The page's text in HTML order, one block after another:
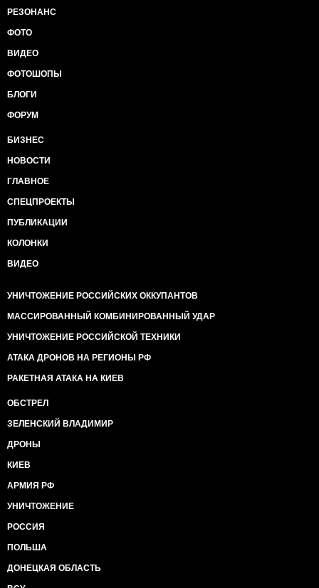
РЕЗОНАНС
ФОТО
ВИДЕО
ФОТОШОПЫ
БЛОГИ
ФОРУМ
БИЗНЕС
НОВОСТИ
ГЛАВНОЕ
СПЕЦПРОЕКТЫ
ПУБЛИКАЦИИ
КОЛОНКИ
ВИДЕО
УНИЧТОЖЕНИЕ РОССИЙСКИХ ОККУПАНТОВ
МАССИРОВАННЫЙ КОМБИНИРОВАННЫЙ УДАР
УНИЧТОЖЕНИЕ РОССИЙСКОЙ ТЕХНИКИ
АТАКА ДРОНОВ НА РЕГИОНЫ РФ
РАКЕТНАЯ АТАКА НА КИЕВ
ОБСТРЕЛ
ЗЕЛЕНСКИЙ ВЛАДИМИР
ДРОНЫ
КИЕВ
АРМИЯ РФ
УНИЧТОЖЕНИЕ
РОССИЯ
ПОЛЬША
ДОНЕЦКАЯ ОБЛАСТЬ